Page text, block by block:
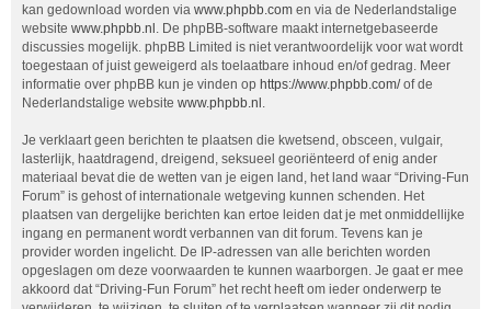
kan gedownload worden via www.phpbb.com en via de Nederlandstalige
website www.phpbb.nl . De phpBB-software maakt internetgebaseerde
discussies mogelijk. phpBB Limited is niet verantwoordelijk voor wat wordt
toegestaan of juist geweigerd als toelaatbare inhoud en/of gedrag. Meer
informatie over phpBB kun je vinden op https://www.phpbb.com/of de
Nederlandstalige website www.phpbb.nl .
Je verklaart geen berichten te plaatsen die kwetsend, obsceen, vulgair,
lasterlijk, haatdragend, dreigend, seksueel georiënteerd of enig ander
materiaal bevat die de wetten van je eigen land, het land waar “Driving-Fun
Forum” is gehost of internationale wetgeving kunnen schenden. Het
plaatsen van dergelijke berichten kan ertoe leiden dat je met onmiddellijke
ingang en permanent wordt verbannen van dit forum. Tevens kan je
provider worden ingelicht. De IP-adressen van alle berichten worden
opgeslagen om deze voorwaarden te kunnen waarborgen. Je gaat er mee
akkoord dat “Driving-Fun Forum” het recht heeft om ieder onderwerp te